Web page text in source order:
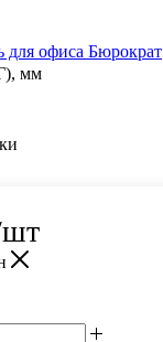
для офиса Бюрократ
мм